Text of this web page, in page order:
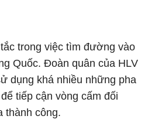
trong việc tìm đường vào
Quốc. Đoàn quân của HLV
dụng khá nhiều những pha
tiếp cận vòng cấm đối
thành công.